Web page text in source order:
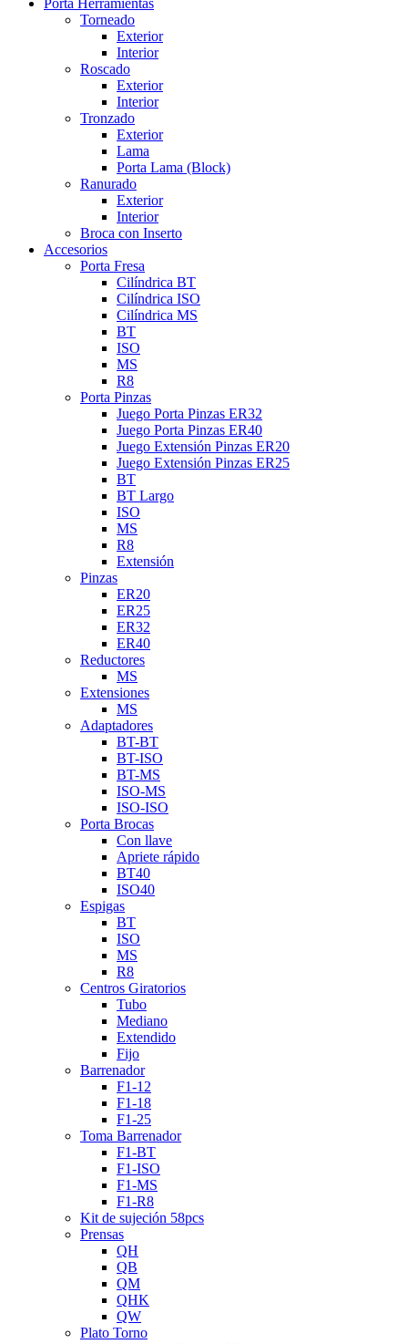
Torneado
Exterior
Interior
Roscado
Exterior
Interior
Tronzado
Exterior
Lama
Porta Lama (Block)
Ranurado
Exterior
Interior
Broca con Inserto
Accesorios
Porta Fresa
Cilíndrica BT
Cilíndrica ISO
Cilíndrica MS
BT
ISO
MS
R8
Porta Pinzas
Juego Porta Pinzas ER32
Juego Porta Pinzas ER40
Juego Extensión Pinzas ER20
Juego Extensión Pinzas ER25
BT
BT Largo
ISO
MS
R8
Extensión
Pinzas
ER20
ER25
ER32
ER40
Reductores
MS
Extensiones
MS
Adaptadores
BT-BT
BT-ISO
BT-MS
ISO-MS
ISO-ISO
Porta Brocas
Con llave
Apriete rápido
BT40
ISO40
Espigas
BT
ISO
MS
R8
Centros Giratorios
Tubo
Mediano
Extendido
Fijo
Barrenador
F1-12
F1-18
F1-25
Toma Barrenador
F1-BT
F1-ISO
F1-MS
F1-R8
Kit de sujeción 58pcs
Prensas
QH
QB
QM
QHK
QW
Plato Torno